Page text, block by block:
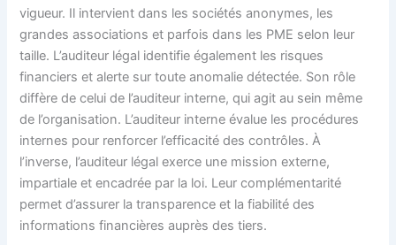
vigueur. Il intervient dans les sociétés anonymes, les
grandes associations et parfois dans les PME selon leur
taille. L’auditeur légal identifie également les risques
financiers et alerte sur toute anomalie détectée. Son rôle
diffère de celui de l’auditeur interne, qui agit au sein même
de l’organisation. L’auditeur interne évalue les procédures
internes pour renforcer l’efficacité des contrôles. À
l’inverse, l’auditeur légal exerce une mission externe,
impartiale et encadrée par la loi. Leur complémentarité
permet d’assurer la transparence et la fiabilité des
informations financières auprès des tiers.